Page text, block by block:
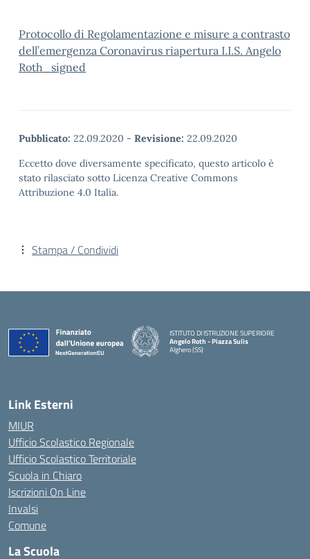
Protocollo di Regolamentazione e misure a contrasto
dell’emergenza Coronavirus riapertura I.I.S. Angelo
Roth_signed
Pubblicato: 22.09.2020 - Revisione: 22.09.2020
Eccetto dove diversamente specificato, questo articolo è
stato rilasciato sotto Licenza Creative Commons
Attribuzione 4.0 Italia.
Stampa / Condividi
ISTITUTO DI ISTRUZIONE SUPERIORE
Angelo Roth - Piazza Sulis
Alghero (SS)
— Visita la pagina iniziale della scuola
Link Esterni
MIUR
Ufficio Scolastico Regionale
Ufficio Scolastico Territoriale
Scuola in Chiaro
Iscrizioni On Line
Invalsi
Comune
La Scuola